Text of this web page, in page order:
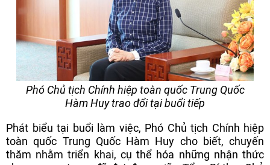
Phó Chủ tịch Chính hiệp toàn quốc Trung Quốc
Hàm Huy trao đổi tại buổi tiếp
Phát biểu tại buổi làm việc, Phó Chủ tịch Chính hiệp
toàn quốc Trung Quốc Hàm Huy cho biết, chuyến
thăm nhằm triển khai, cụ thể hóa những nhận thức